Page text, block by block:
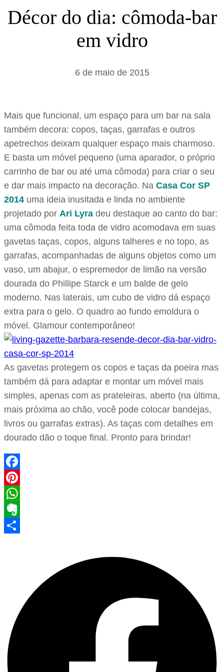
s
a
Décor do dia: cômoda-bar
em vidro
6 de maio de 2015
Mais que funcional, um espaço para um bar na sala
também decora: copos, taças, garrafas e outros
apetrechos deixam qualquer espaço mais charmoso.
E basta um móvel pequeno (uma aparador, o próprio
carrinho de bar ou até uma cômoda) para criar o seu
e dar mais impacto na decoração. Na Casa Cor SP
2014 uma ideia inusitada e linda no ambiente
projetado por Ari Lyra deu destaque ao canto do bar:
uma cômoda feita toda de vidro acomodava em suas
gavetas taças, copos, alguns talheres e no topo, as
garrafas, acompanhadas de alguns objetos como um
vaso, um abajur, o espremedor de limão na versão
dourada do Phillipe Starck e um balde de gelo
moderno. Nas laterais, um cubo de vidro dá espaço
extra para o gelo. O quadro ao fundo emoldura o
móvel. Glamour contemporâneo!
As gavetas protegem os copos e taças da poeira mas
também dá para adaptar e montar um móvel mais
simples, apenas com as prateleiras, aberto (na última,
mais próxima ao chão, você pode colocar bandejas,
livros ou garrafas extras). As taças com detalhes em
dourado dão o toque final. Pronto para brindar!
Facebook
Pinterest
WhatsApp
Evernote